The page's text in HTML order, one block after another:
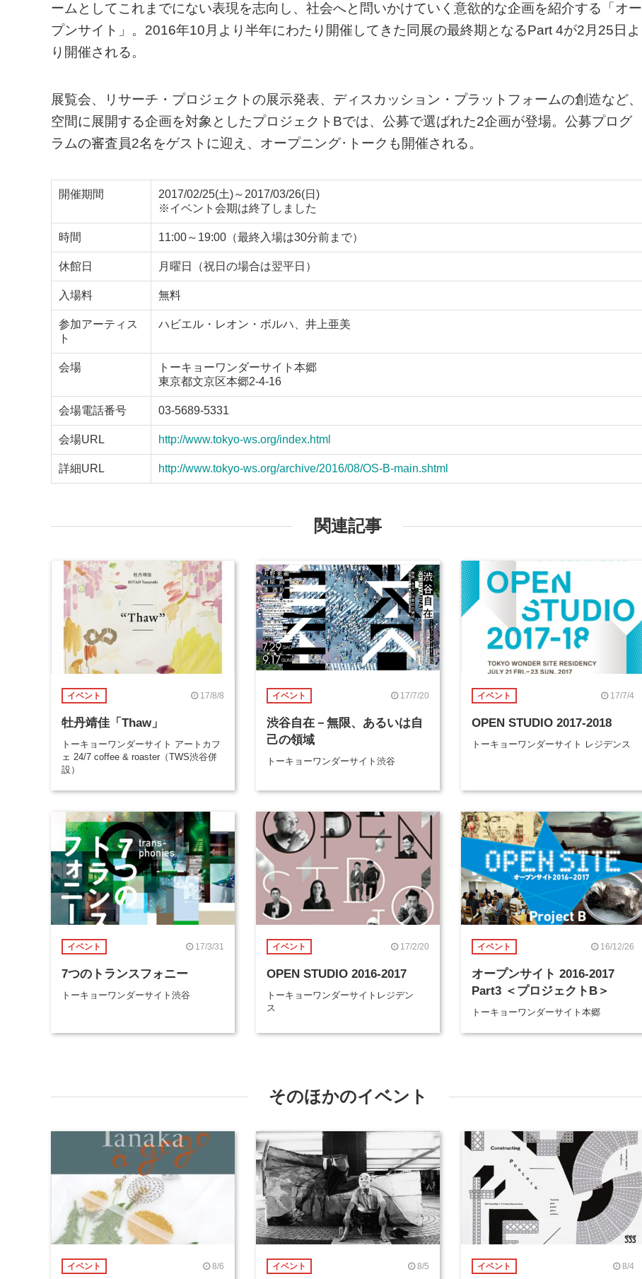
ームとしてこれまでにない表現を志向し、社会へと問いかけていく意欲的な企画を紹介する「オー
プンサイト」。2016年10月より半年にわたり開催してきた同展の最終期となるPart 4が2月25日よ
り開催される。
展覧会、リサーチ・プロジェクトの展示発表、ディスカッション・プラットフォームの創造など、
空間に展開する企画を対象としたプロジェクトBでは、公募で選ばれた2企画が登場。公募プログ
ラムの審査員2名をゲストに迎え、オープニング･トークも開催される。
開催期間
2017/02/25(土)～2017/03/26(日)
※イベント会期は終了しました
時間 11:00～19:00（最終入場は30分前まで）
休館日 月曜日（祝日の場合は翌平日）
入場料 無料
参加アーティス
ト
ハビエル・レオン・ボルハ、井上亜美
会場
トーキョーワンダーサイト本郷
東京都文京区本郷2-4-16
会場電話番号 03-5689-5331
会場URL http://www.tokyo-ws.org/index.html
詳細URL http://www.tokyo-ws.org/archive/2016/08/OS-B-main.shtml
関連記事
イベント 17/8/8
牡丹靖佳「Thaw」
トーキョーワンダーサイト アートカフ
ェ 24/7 coffee & roaster（TWS渋谷併
設）
イベント 17/7/20
渋谷自在－無限、あるいは自
己の領域
トーキョーワンダーサイト渋谷
イベント 17/7/4
OPEN STUDIO 2017-2018
トーキョーワンダーサイト レジデンス
イベント 17/3/31
7つのトランスフォニー
トーキョーワンダーサイト渋谷
イベント 17/2/20
OPEN STUDIO 2016-2017
トーキョーワンダーサイトレジデン
ス
イベント 16/12/26
オープンサイト 2016-2017
Part3 ＜プロジェクトB＞
トーキョーワンダーサイト本郷
そのほかのイベント
イベント 8/6 イベント 8/5 イベント 8/4